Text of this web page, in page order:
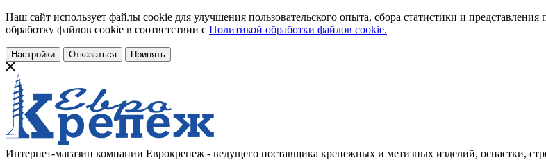
Наш сайт использует файлы cookie для улучшения пользовательского опыта, сбора статистики и
обработку файлов cookie в соответствии с Политикой обработки файлов cookie.
Настройки Отказаться Принять
Интернет-магазин компании Еврокрепеж - ведущего поставщика крепежных и метизных изделий, оснастки,